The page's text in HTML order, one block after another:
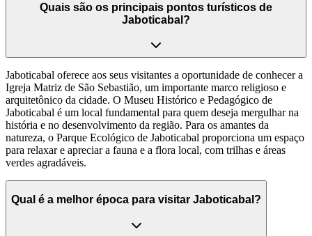
Quais são os principais pontos turísticos de
Jaboticabal?
Jaboticabal oferece aos seus visitantes a oportunidade de conhecer a
Igreja Matriz de São Sebastião, um importante marco religioso e
arquitetônico da cidade. O Museu Histórico e Pedagógico de
Jaboticabal é um local fundamental para quem deseja mergulhar na
história e no desenvolvimento da região. Para os amantes da
natureza, o Parque Ecológico de Jaboticabal proporciona um espaço
para relaxar e apreciar a fauna e a flora local, com trilhas e áreas
verdes agradáveis.
Qual é a melhor época para visitar Jaboticabal?